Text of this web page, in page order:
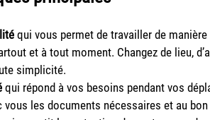
qui vous permet de travailler de
et à tout moment. Changez de lieu,
simplicité.
qui répond à vos besoins pendant vos
vous les documents nécessaires et au